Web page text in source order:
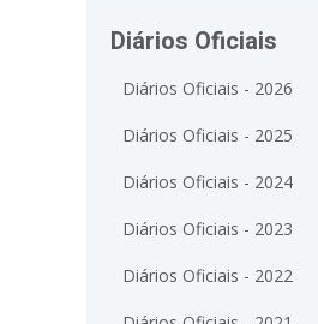
Diários Oficiais
Diários Oficiais - 2026
Diários Oficiais - 2025
Diários Oficiais - 2024
Diários Oficiais - 2023
Diários Oficiais - 2022